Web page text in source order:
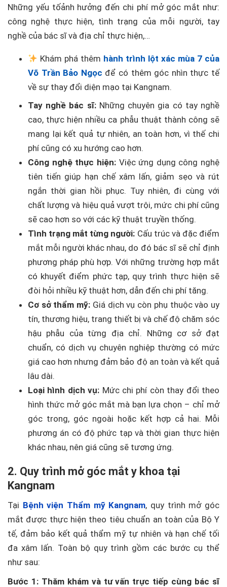
Những yếu tốảnh hưởng đến chi phí mở góc mắt như:
công nghệ thực hiện, tình trạng của mỗi người, tay
nghề của bác sĩ và địa chỉ thực hiện,…
Khám phá thêm hành trình lột xác mùa 7 của
Võ Trần Bảo Ngọc để có thêm góc nhìn thực tế
về sự thay đổi diện mạo tại Kangnam.
Tay nghề bác sĩ:Những chuyên gia có tay nghề
cao, thực hiện nhiều ca phẫu thuật thành công sẽ
mang lại kết quả tự nhiên, an toàn hơn, vì thế chi
phí cũng có xu hướng cao hơn.
Công nghệ thực hiện:Việc ứng dụng công nghệ
tiên tiến giúp hạn chế xâm lấn, giảm sẹo và rút
ngắn thời gian hồi phục. Tuy nhiên, đi cùng với
chất lượng và hiệu quả vượt trội, mức chi phí cũng
sẽ cao hơn so với các kỹ thuật truyền thống.
Tình trạng mắt từng người: Cấu trúc và đặc điểm
mắt mỗi người khác nhau, do đó bác sĩ sẽ chỉ định
phương pháp phù hợp. Với những trường hợp mắt
có khuyết điểm phức tạp, quy trình thực hiện sẽ
đòi hỏi nhiều kỹ thuật hơn, dẫn đến chi phí tăng.
Cơ sở thẩm mỹ: Giá dịch vụ còn phụ thuộc vào uy
tín, thương hiệu, trang thiết bị và chế độ chăm sóc
hậu phẫu của từng địa chỉ. Những cơ sở đạt
chuẩn, có dịch vụ chuyên nghiệp thường có mức
giá cao hơn nhưng đảm bảo độ an toàn và kết quả
lâu dài.
Loại hình dịch vụ: Mức chi phí còn thay đổi theo
hình thức mở góc mắt mà bạn lựa chọn – chỉ mở
góc trong, góc ngoài hoặc kết hợp cả hai. Mỗi
phương án có độ phức tạp và thời gian thực hiện
khác nhau, nên giá cũng sẽ tương ứng.
2. Quy trình mở góc mắt y khoa tại
Kangnam
Tại Bệnh viện Thẩm mỹ Kangnam, quy trình mở góc
mắt được thực hiện theo tiêu chuẩn an toàn của Bộ Y
tế, đảm bảo kết quả thẩm mỹ tự nhiên và hạn chế tối
đa xâm lấn. Toàn bộ quy trình gồm các bước cụ thể
như sau:
Bước 1: Thăm khám và tư vấn trực tiếp cùng bác sĩ